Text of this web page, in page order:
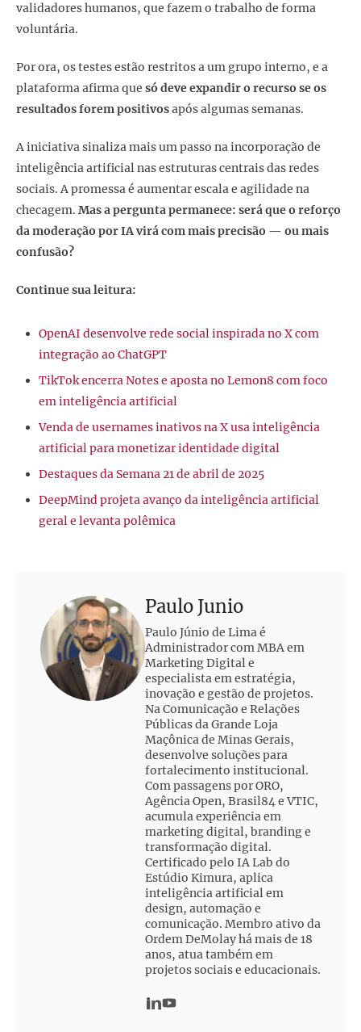
validadores humanos, que fazem o trabalho de forma
voluntária.
Por ora, os testes estão restritos a um grupo interno, e a
plataforma afirma que só deve expandir o recurso se os
resultados forem positivosapós algumas semanas.
A iniciativa sinaliza mais um passo na incorporação de
inteligência artificial nas estruturas centrais das redes
sociais. A promessa é aumentar escala e agilidade na
checagem. Mas a pergunta permanece: será que o reforço
da moderação por IA virá com mais precisão — ou mais
confusão?
Continue sua leitura:
OpenAI desenvolve rede social inspirada no X com
integração ao ChatGPT
TikTok encerra Notes e aposta no Lemon8 com foco
em inteligência artificial
Venda de usernames inativos na X usa inteligência
artificial para monetizar identidade digital
Destaques da Semana 21 de abril de 2025
DeepMind projeta avanço da inteligência artificial
geral e levanta polêmica
Paulo Junio
Paulo Júnio de Lima é
Administrador com MBA em
Marketing Digital e
especialista em estratégia,
inovação e gestão de projetos.
Na Comunicação e Relações
Públicas da Grande Loja
Maçônica de Minas Gerais,
desenvolve soluções para
fortalecimento institucional.
Com passagens por ORO,
Agência Open, Brasil84 e VTIC,
acumula experiência em
marketing digital, branding e
transformação digital.
Certificado pelo IA Lab do
Estúdio Kimura, aplica
inteligência artificial em
design, automação e
comunicação. Membro ativo da
Ordem DeMolay há mais de 18
anos, atua também em
projetos sociais e educacionais.